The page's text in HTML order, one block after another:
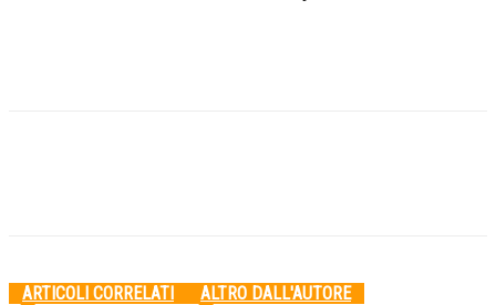
ARTICOLI CORRELATI ALTRO DALL'AUTORE